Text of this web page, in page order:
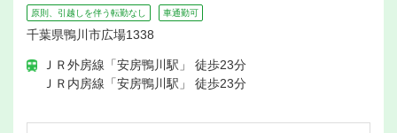
原則、引越しを伴う転勤なし 車通勤可
千葉県鴨川市広場1338
ＪＲ外房線「安房鴨川駅」 徒歩23分
ＪＲ内房線「安房鴨川駅」 徒歩23分